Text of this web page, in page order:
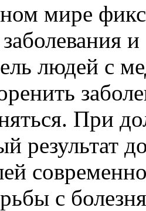
мире
людей с
При
результат
с